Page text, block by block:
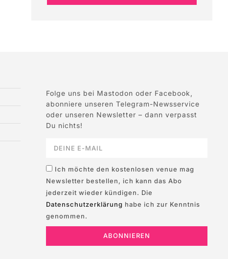
Folge uns bei Mastodon oder Facebook,
abonniere unseren Telegram-Newsservice
oder unseren Newsletter – dann verpasst
Du nichts!
Ich möchte den kostenlosen venue mag
Newsletter bestellen, ich kann das Abo
jederzeit wieder kündigen. Die
Datenschutzerklärung habe ich zur Kenntnis
genommen.
ABONNIEREN